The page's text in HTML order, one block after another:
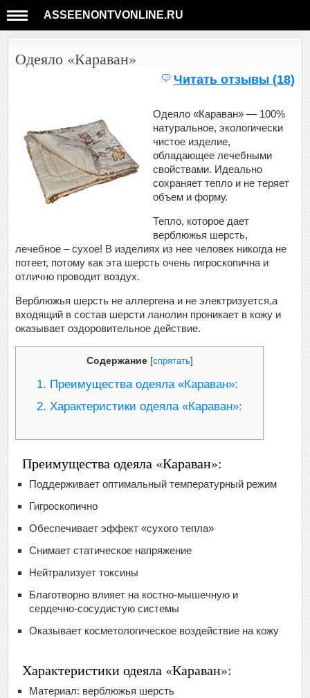
ASSEENONTVONLINE.RU
Одеяло «Караван»
Читать отзывы (18)
Одеяло «Караван» — 100%
натуральное, экологически
чистое изделие,
обладающее лечебными
свойствами. Идеально
сохраняет тепло и не теряет
объем и форму.
Тепло, которое дает
верблюжья шерсть,
лечебное – сухое! В изделиях из нее человек никогда не
потеет, потому как эта шерсть очень гигроскопична и
отлично проводит воздух.
Верблюжья шерсть не аллергена и не электризуется,а
входящий в состав шерсти ланолин проникает в кожу и
оказывает оздоровительное действие.
Содержание [спрятать]
1. Преимущества одеяла «Караван»:
2. Характеристики одеяла «Караван»:
Преимущества одеяла «Караван»:
Поддерживает оптимальный температурный режим
Гигроскопично
Обеспечивает эффект «сухого тепла»
Снимает статическое напряжение
Нейтрализует токсины
Благотворно влияет на костно-мышечную и
сердечно-сосудистую системы
Оказывает косметологическое воздействие на кожу
Характеристики одеяла «Караван»:
Материал: верблюжья шерсть